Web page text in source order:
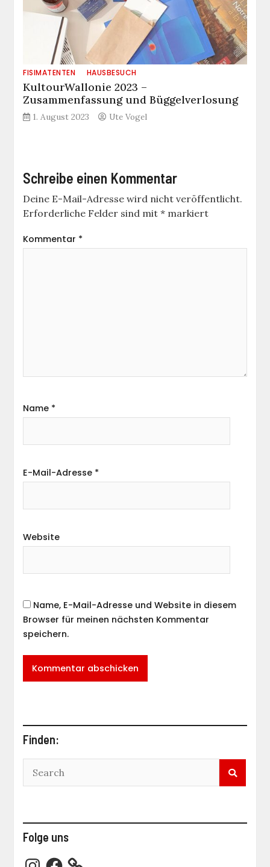
FISIMATENTEN HAUSBESUCH
KultourWallonie 2023 –
Zusammenfassung und Büggelverlosung
1. August 2023 Ute Vogel
Schreibe einen Kommentar
Deine E-Mail-Adresse wird nicht veröffentlicht.
Erforderliche Felder sind mit* markiert
Kommentar *
Name *
E-Mail-Adresse *
Website
Name, E-Mail-Adresse und Website in diesem
Browser für meinen nächsten Kommentar
speichern.
Finden:
Folge uns
Instagram
Facebook